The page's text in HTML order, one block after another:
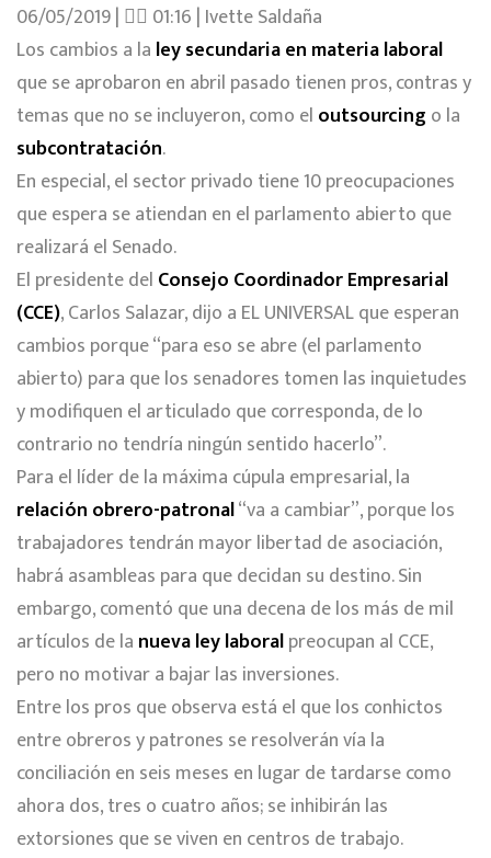
06/05/2019 | 􏰇􏰇 01:16 | Ivette Saldaña
Los cambios a la ley secundaria en materia laboral
que se aprobaron en abril pasado tienen pros, contras y
temas que no se incluyeron, como el outsourcing o la
subcontratación.
En especial, el sector privado tiene 10 preocupaciones
que espera seatiendan en el parlamento abierto que
realizará el Senado.
El presidente del Consejo Coordinador Empresarial
(CCE), Carlos Salazar, dijo a EL UNIVERSAL que esperan
cambios porque “para eso se abre (el parlamento
abierto) para que los senadores tomen las inquietudes
y modifiquen el articulado que corresponda, de lo
contrario no tendría ningún sentido hacerlo”.
Para el líder de la máxima cúpula empresarial, la
relación obrero-patronal“va a cambiar”, porque los
trabajadores tendrán mayor libertad de asociación,
habrá asambleas para que decidan su destino. Sin
embargo, comentó que una decena de los más de mil
artículos de la nueva ley laboralpreocupan al CCE,
pero no motivar a bajar las inversiones.
Entre los pros que observa está el que los conhictos
entre obreros y patrones se resolverán vía la
conciliación en seis meses en lugar de tardarse como
ahora dos, tres o cuatro años; se inhibirán las
extorsiones que se viven en centros de trabajo.